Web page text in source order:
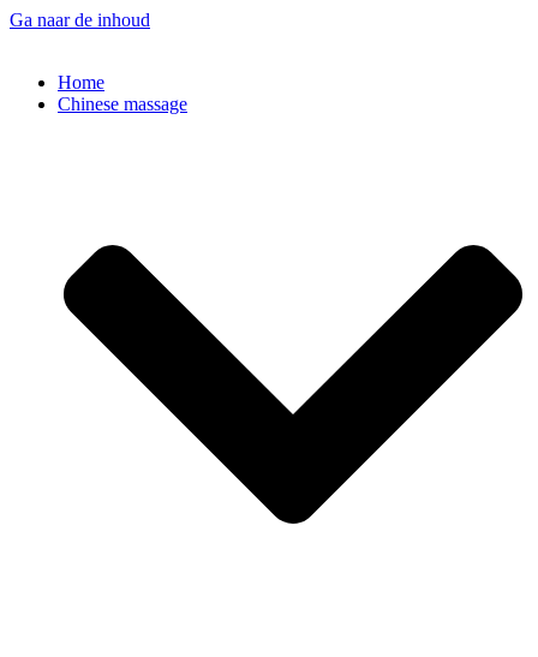
Ga naar de inhoud
Home
Chinese massage